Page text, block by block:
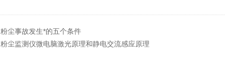
粉尘事故发生*的五个条件
粉尘监测仪微电脑激光原理和静电交流感应原理